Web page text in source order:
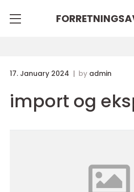
17. January 2024 by admin
import og